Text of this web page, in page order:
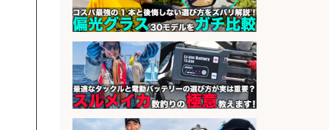
sponsored by 求人ボックス
市」お魚のカットや商品の陳列スタ
ッフ/志布志市/「時給1,150円〜」/
未経験歓迎×残業少なめ×車通勤OK/
鹿児島県
会社名 株式会社ホットスタッフ鹿児島